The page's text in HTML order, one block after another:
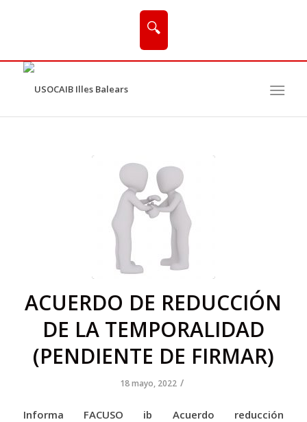
🔍
ACUERDO DE REDUCCIÓN
DE LA TEMPORALIDAD
(PENDIENTE DE FIRMAR)
18 mayo, 2022 /
Informa FACUSO ib Acuerdo reducción